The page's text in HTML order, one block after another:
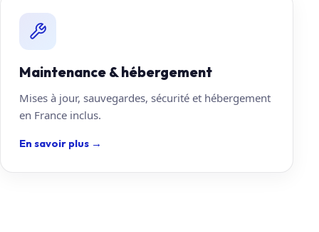
Maintenance & hébergement
Mises à jour, sauvegardes, sécurité et hébergement
en France inclus.
En savoir plus →